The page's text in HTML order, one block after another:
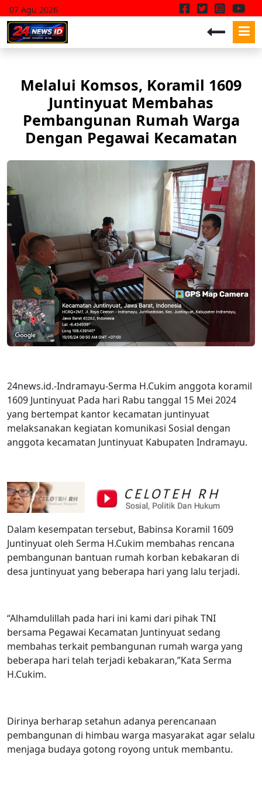
07 Agu 2026
Melalui Komsos, Koramil 1609
Juntinyuat Membahas
Pembangunan Rumah Warga
Dengan Pegawai Kecamatan
24news.id.-Indramayu-Serma H.Cukim anggota koramil
1609 Juntinyuat Pada hari Rabu tanggal 15 Mei 2024
yang bertempat kantor kecamatan juntinyuat
melaksanakan kegiatan komunikasi Sosial dengan
anggota kecamatan Juntinyuat Kabupaten Indramayu.
Dalam kesempatan tersebut, Babinsa Koramil 1609
Juntinyuat oleh Serma H.Cukim membahas rencana
pembangunan bantuan rumah korban kebakaran di
desa juntinyuat yang beberapa hari yang lalu terjadi.
“Alhamdulillah pada hari ini kami dari pihak TNI
bersama Pegawai Kecamatan Juntinyuat sedang
membahas terkait pembangunan rumah warga yang
beberapa hari telah terjadi kebakaran,”Kata Serma
H.Cukim.
Dirinya berharap setahun adanya perencanaan
pembangunan di himbau warga masyarakat agar selalu
menjaga budaya gotong royong untuk membantu.